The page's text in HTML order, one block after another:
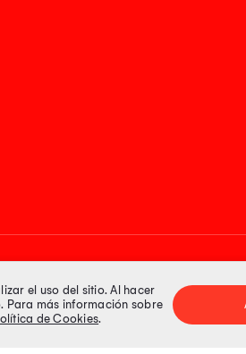
el uso del sitio. Al hacer
Para más información sobre
de Cookies.